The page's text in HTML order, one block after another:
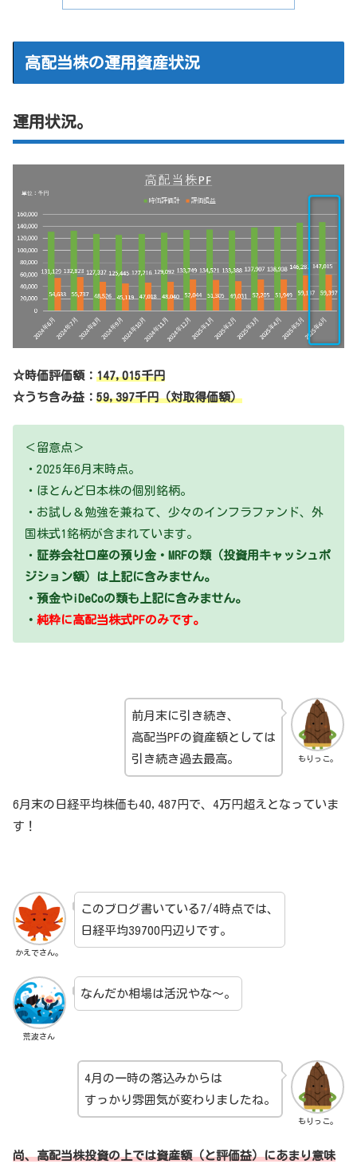
高配当株の運用資産状況
運用状況。
☆時価評価額： 147,015千円
☆うち含み益： 59,397千円（対取得価額）
＜留意点＞
・2025年6月末時点。
・ほとんど日本株の個別銘柄。
・お試し＆勉強を兼ねて、少々のインフラファンド、外
国株式1銘柄が含まれています。
・ 証券会社口座の預り金・MRFの類（投資用キャッシュポ
ジション額）は上記に含みません。
・預金やiDeCoの類も上記に含みません。
・ 純粋に高配当株式PFのみです。
もりっこ。
前月末に引き続き、
高配当PFの資産額としては
引き続き過去最高。
6月末の日経平均株価も40,487円で、4万円超えとなっていま
す！
かえでさん。
このブログ書いている7/4時点では、
日経平均39700円辺りです。
荒波さん
なんだか相場は活況やな～。
もりっこ。
4月の一時の落込みからは
すっかり雰囲気が変わりましたね。
尚、高配当株投資の上では資産額（と評価益）にあまり意味